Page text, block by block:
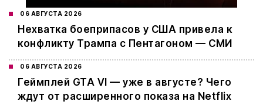
06 АВГУСТА 2026
Нехватка боеприпасов у США привела к
конфликту Трампа с Пентагоном — СМИ
06 АВГУСТА 2026
Геймплей GTA VI — уже в августе? Чего
ждут от расширенного показа на Netflix